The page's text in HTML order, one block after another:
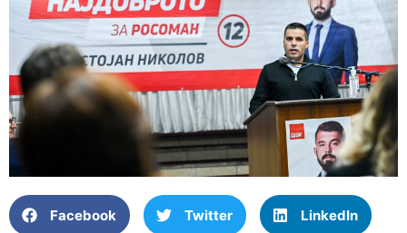
Facebook Twitter LinkedIn